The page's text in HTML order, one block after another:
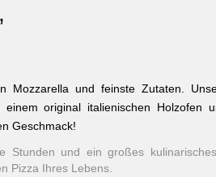
Mozzarella und feinste Zutaten.
original italienischen Holzofen
Geschmack!
Stunden und ein großes kulinarisches
Pizza Ihres Lebens.